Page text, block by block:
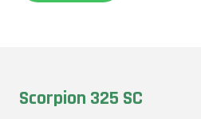
Scorpion 325 SC